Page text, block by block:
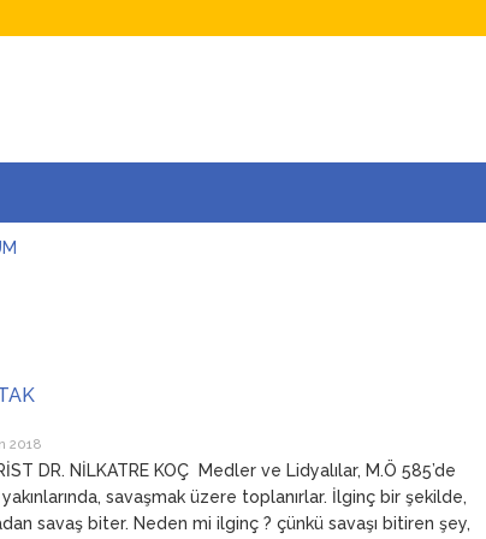
2018
DR. NİLKATRE KOÇ Medler ve Lidyalılar, M.Ö 585’de
yakınlarında, savaşmak üzere toplanırlar. İlginç bir şekilde,
savaş biter. Neden mi ilginç ? çünkü savaşı bitiren şey,